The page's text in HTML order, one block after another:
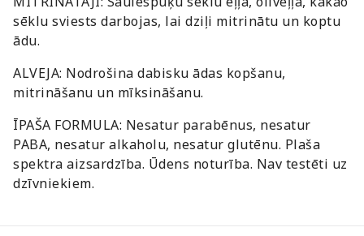
sēklu sviests darbojas, lai dziļi mitrinātu un koptu
ādu.
ALVEJA: Nodrošina dabisku ādas kopšanu,
mitrināšanu un mīksināšanu.
ĪPAŠA FORMULA: Nesatur parabēnus, nesatur
PABA, nesatur alkaholu, nesatur glutēnu. Plaša
spektra aizsardzība. Ūdens noturība. Nav testēti uz
dzīvniekiem.